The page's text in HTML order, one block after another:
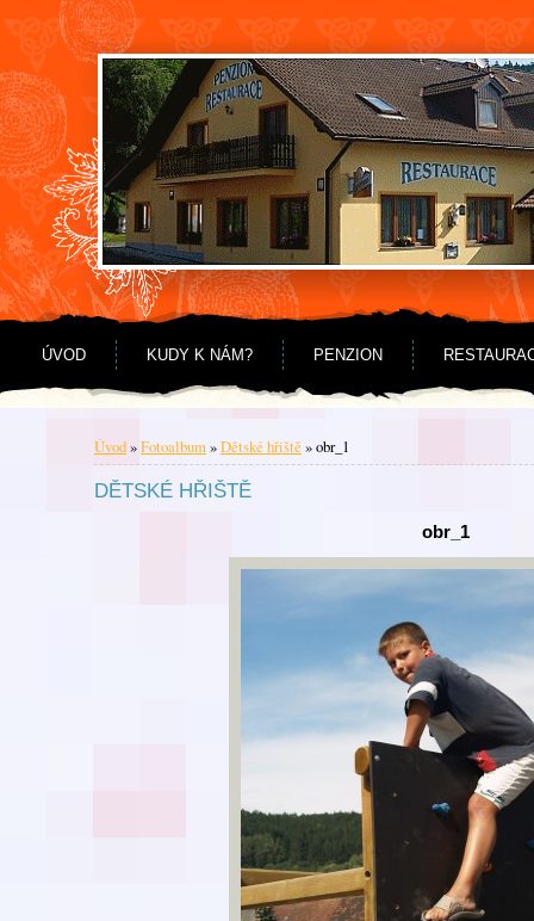
Jdi na obsah
Jdi na menu
ÚVOD KUDY K NÁM? PENZION
Úvod»Fotoalbum»Dětské hřiště »obr_1
DĚTSKÉ HŘIŠTĚ
obr_1